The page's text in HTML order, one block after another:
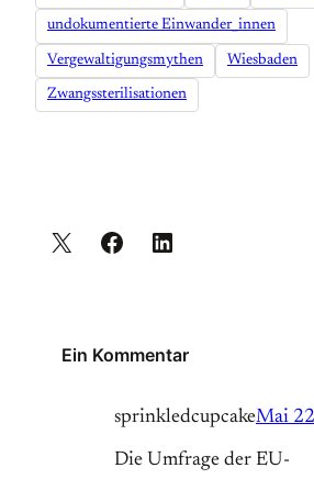
undokumentierte Einwander_innen
Vergewaltigungsmythen Wiesbaden
Zwangssterilisationen
Ein Kommentar
sprinkledcupcakeMai
Die Umfrage der EU-